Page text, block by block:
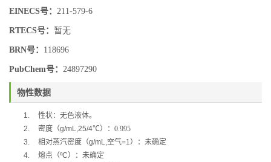
EINECS号： 211-579-6
RTECS号： 暂无
BRN号： 118696
PubChem号： 24897290
物性数据
1.
性状：无色液体。
2.
密度（g/mL,25/4℃）：0.995
3.
相对蒸汽密度（g/mL,空气=1）：未确定
4.
熔点（ºC）：未确定